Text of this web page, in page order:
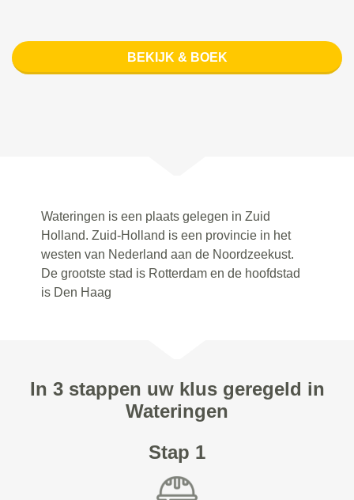
BEKIJK & BOEK
Wateringen is een plaats gelegen in Zuid
Holland. Zuid-Holland is een provincie in het
westen van Nederland aan de Noordzeekust.
De grootste stad is Rotterdam en de hoofdstad
is Den Haag
In 3 stappen uw klus geregeld in
Wateringen
Stap 1